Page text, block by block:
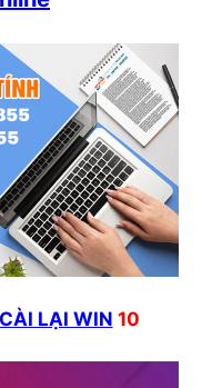
CÀI LẠI WIN 10